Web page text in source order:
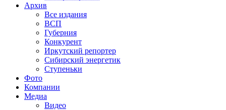
Архив
Все издания
ВСП
Губерния
Конкурент
Иркутский репортер
Сибирский энергетик
Ступеньки
Фото
Компании
Медиа
Видео